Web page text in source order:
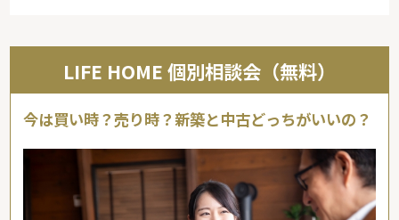
LIFE HOME 個別相談会（無料）
今は買い時？売り時？新築と中古どっちがいいの？